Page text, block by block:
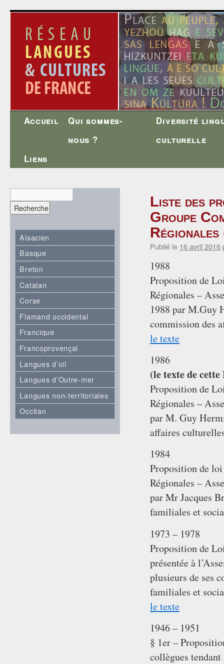
Aller
contenu
Accueil
Qui sommes-
nous ?
Diversité
culturelle
Liens
Liste des
Groupe
Régionales
Publié le 16 avril 2016
1988
Proposition de
Régionales –
1988 par M.Guy
commission des
le texte
1986
(le texte de
Proposition de
Régionales –
par M. Guy
affaires
1984
Proposition de loi
Régionales –
par Mr Jacques
familiales et
1973 – 1978
Proposition de
présentée à
plusieurs de ses
familiales et
le texte
1946 – 1951
§ 1er –
collègues
Alsacien
Basque
Breton
Catalan
Corse
Flamand occidental
Francique
Francoprovençal
Langues d’oil
Langues d’Outre-mer
Langues non-territoriales
Occitan